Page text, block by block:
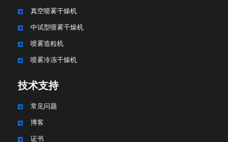
真空喷雾干燥机
中试型喷雾干燥机
喷雾造粒机
喷雾冷冻干燥机
技术支持
常见问题
博客
证书